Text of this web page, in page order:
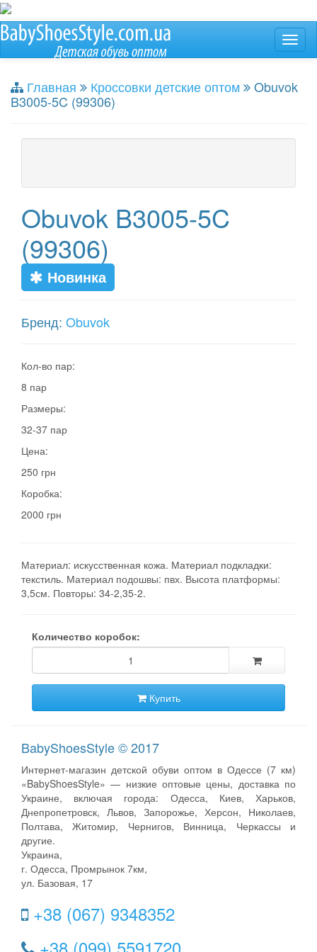
Главная Кроссовки детские оптом
Obuvok
B3005-5C (99306)
Obuvok B3005-5C
(99306)
Новинка
Бренд: Obuvok
Кол-во пар:
8 пар
Размеры:
32-37 пар
Цена:
250 грн
Коробка:
2000 грн
Материал: искусственная кожа. Материал подкладки:
текстиль. Материал подошвы: пвх. Высота платформы:
3,5см. Повторы: 34-2,35-2.
Количество коробок:
Купить
BabyShoesStyle © 2017
Интернет-магазин детской обуви оптом в Одессе (7 км)
«BabyShoesStyle» — низкие оптовые цены, доставка по
Украине, включая города: Одесса, Киев, Харьков,
Днепропетровск, Львов, Запорожье, Херсон, Николаев,
Полтава, Житомир, Чернигов, Винница, Черкассы и
другие.
Украина,
г. Одесса, Промрынок 7км,
ул. Базовая, 17
+38 (067) 9348352